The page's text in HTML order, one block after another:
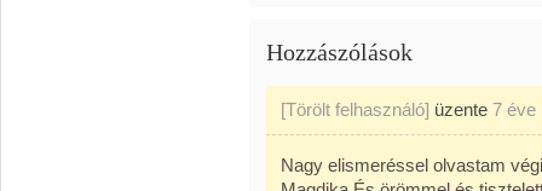
Hozzászólások
[Törölt felhasználó] üzente 7 éve
Nagy elismeréssel olvastam